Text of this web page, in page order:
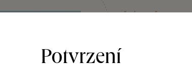
VINIČNÍ TRAŤ
Když se ze Šatova
Potvrzení